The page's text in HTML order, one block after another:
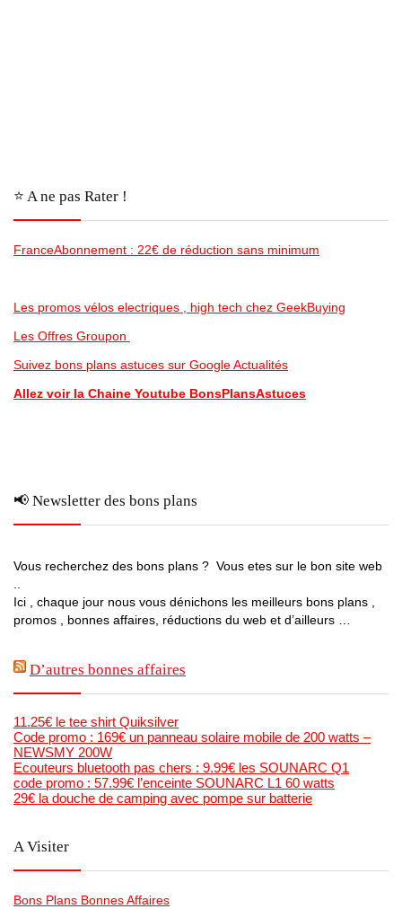
⭐️ A ne pas Rater !
FranceAbonnement : 22€ de réduction sans minimum
Les promos vélos electriques , high tech chez GeekBuying
Les Offres Groupon
Suivez bons plans astuces sur Google Actualités
Allez voir la Chaine Youtube BonsPlansAstuces
📢 Newsletter des bons plans
Vous recherchez des bons plans ? Vous etes sur le bon site web
..
Ici , chaque jour nous vous dénichons les meilleurs bons plans ,
promos , bonnes affaires, réductions du web et d’ailleurs …
D’autres bonnes affaires
11.25€ le tee shirt Quiksilver
Code promo : 169€ un panneau solaire mobile de 200 watts –
NEWSMY 200W
Ecouteurs bluetooth pas chers : 9.99€ les SOUNARC Q1
code promo : 57.99€ l’enceinte SOUNARC L1 60 watts
29€ la douche de camping avec pompe sur batterie
A Visiter
Bons Plans Bonnes Affaires